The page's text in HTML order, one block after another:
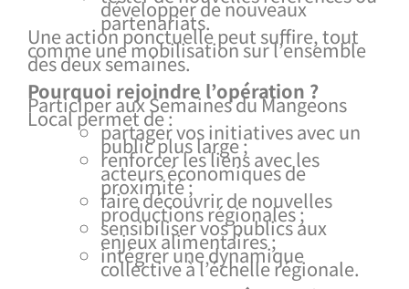
développer de nouveaux
partenariats.
Une action ponctuelle peut suffire, tout
comme une mobilisation sur l’ensemble
des deux semaines.
Pourquoi rejoindre l’opération ?
Participer aux Semaines du Mangeons
Local permet de :
partager vos initiatives avec un
public plus large ;
renforcer les liens avec les
acteurs économiques de
proximité ;
faire découvrir de nouvelles
productions régionales ;
sensibiliser vos publics aux
enjeux alimentaires ;
intégrer une dynamique
collective à l’échelle régionale.